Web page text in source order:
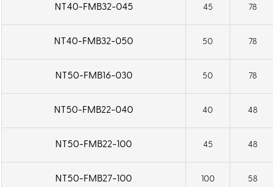
NT40-FMB32-045 45 78
NT40-FMB32-050 50 78
NT50-FMB16-030 50 78
NT50-FMB22-040 40 48
NT50-FMB22-100 45 48
NT50-FMB27-100 100 58